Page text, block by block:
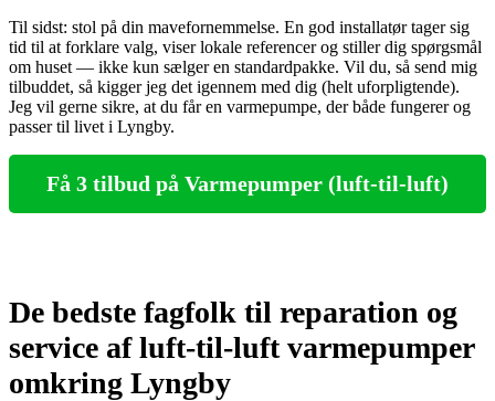
Til sidst: stol på din mavefornemmelse. En god installatør tager sig
tid til at forklare valg, viser lokale referencer og stiller dig spørgsmål
om huset — ikke kun sælger en standardpakke. Vil du, så send mig
tilbuddet, så kigger jeg det igennem med dig (helt uforpligtende).
Jeg vil gerne sikre, at du får en varmepumpe, der både fungerer og
passer til livet i Lyngby.
Få 3 tilbud på Varmepumper (luft-til-luft)
De bedste fagfolk til reparation og
service af luft-til-luft varmepumper
omkring Lyngby